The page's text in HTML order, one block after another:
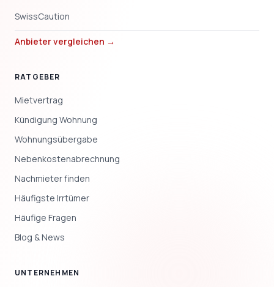
SwissCaution
Anbieter vergleichen →
RATGEBER
Mietvertrag
Kündigung Wohnung
Wohnungsübergabe
Nebenkostenabrechnung
Nachmieter finden
Häufigste Irrtümer
Häufige Fragen
Blog & News
UNTERNEHMEN